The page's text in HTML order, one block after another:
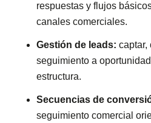
respuestas y flujos
canales comerciales.
Gestión de leads: captar,
seguimiento a
estructura.
Secuencias de
seguimiento comercial